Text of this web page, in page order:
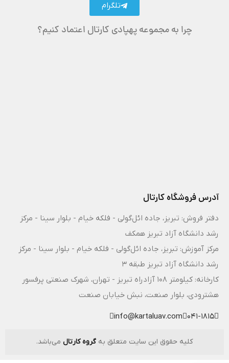
تلگرام
چرا به مجموعه پهپادی کارتال اعتماد کنیم؟
آدرس فروشگاه کارتال
دفتر فروش: تبریز، جاده ائل‌گولی - فلکه خیام - بلوار سینا - مرکز
رشد دانشگاه آزاد تبریز همکف
مرکز آموزش: تبریز، جاده ائل‌گولی - فلکه خیام - بلوار سینا - مرکز
رشد دانشگاه آزاد تبریز طبقه 3
کارخانه: کیلومتر ۱۰۸ آزادراه تبریز - تهران، شهرک صنعتی پرفسور
هشترودی، بلوار صنعت، نبش خیابان صنعت
041-1815
info@kartaluav.com
کلیه حقوق این سایت متعلق بهگروه کارتال می‌باشد.